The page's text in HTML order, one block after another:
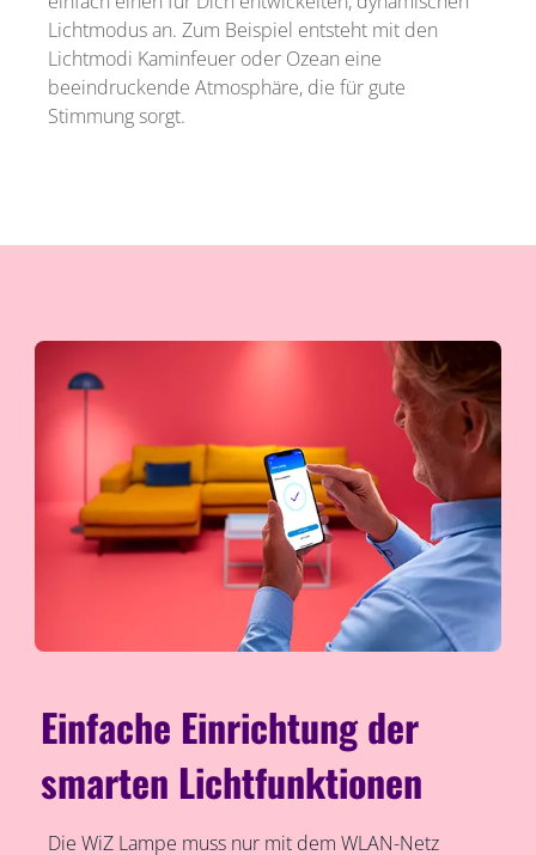
Lichtmodus an. Zum Beispiel entsteht mit den
Lichtmodi Kaminfeuer oder Ozean eine
beeindruckende Atmosphäre, die für gute
Stimmung sorgt.
Einfache Einrichtung der
smarten Lichtfunktionen
Die WiZ Lampe muss nur mit dem WLAN-Netz